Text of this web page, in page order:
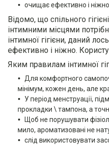
очищає ефективно і ніжно
Відомо, що спільного
інтимними місцями
інтимної гігієни, даний
ефективно і ніжно.
Яким правилам інтимної
Для комфортного
мінімум, кожен день, але
У період менструації,
прокладки \ тампона, а
Щоб не порушувати
мило, ароматизовані не
слід використовувати